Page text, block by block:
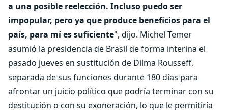
a una posible reelección. Incluso puedo ser
impopular, pero ya que produce beneficios para el
país, para mí es suficiente", dijo. Michel Temer
asumió la presidencia de Brasil de forma interina el
pasado jueves en sustitución de Dilma Rousseff,
separada de sus funciones durante 180 días para
afrontar un juicio político que podría terminar con su
destitución o con su exoneración, lo que le permitiría